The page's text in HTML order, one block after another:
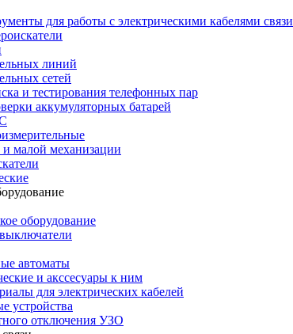
для работы с электрическими кабелями связи
линий
сетей
и тестирования телефонных пар
аккумуляторных батарей
малой механизации
оборудование
автоматы
и акссесуары к ним
для электрических кабелей
устройства
отключения УЗО